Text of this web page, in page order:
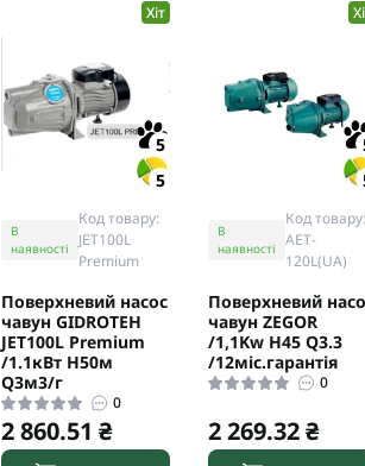
Хіт
5
5
В
наявності
Код товару:
JET100L
Premium
Поверхневий насос
чавун GIDROTEH
JET100L Premium
/1.1кВт H50м
Q3м3/г
0
2 860.51 ₴
В
наявності
Код товару:
AET-
120L(UA)
Поверхневий
чавун ZEGOR
/1,1Kw H45 Q3.3
/12міс.гарантія
0
2 269.32 ₴